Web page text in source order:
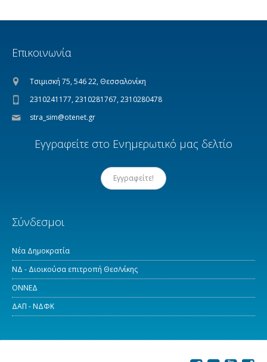
Επικοινωνία
Τσιμισκή 75, 546 22, Θεσσαλονίκη
2310241177, 2310281767, 2310280478
stra_sim@otenet.gr
Εγγραφείτε στο Ενημερωτικό μας δελτίο
Εγγραφείτε!
Σύνδεσμοι
Νέα Δημοκρατία
ΝΔ - Διοικούσα επιτροπή Θεσ/νίκης
ΟΝΝΕΔ
ΔΑΠ - ΝΔΦΚ